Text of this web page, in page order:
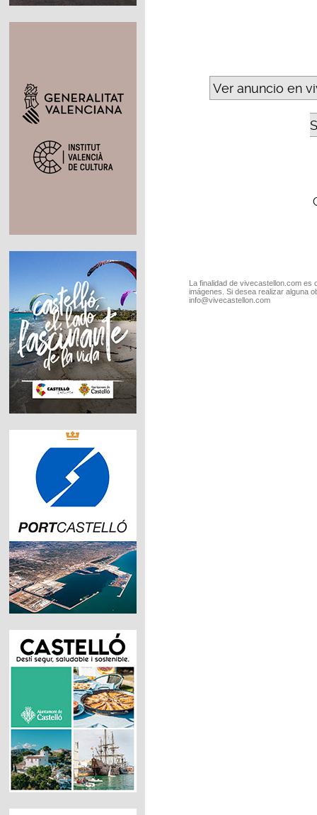
Ver anuncio en
La finalidad de vivecastellon.com
imágenes. Si desea realizar alguna
info@vivecastellon.com